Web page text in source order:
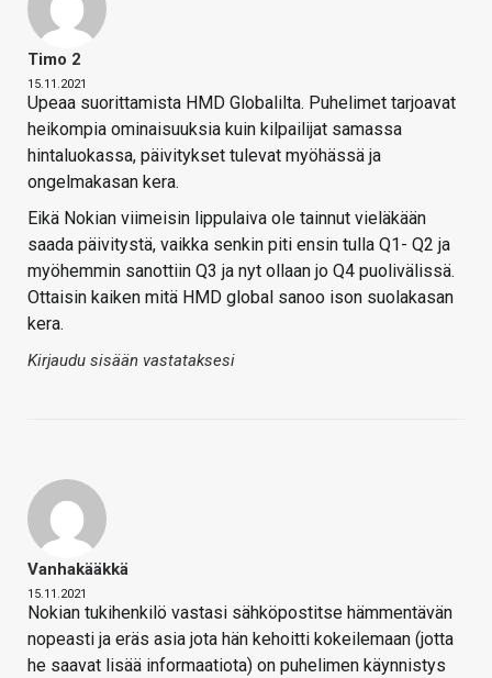
Timo 2
15.11.2021
Upeaa suorittamista HMD Globalilta. Puhelimet tarjoavat
heikompia ominaisuuksia kuin kilpailijat samassa
hintaluokassa, päivitykset tulevat myöhässä ja
ongelmakasan kera.
Eikä Nokian viimeisin lippulaiva ole tainnut vieläkään
saada päivitystä, vaikka senkin piti ensin tulla Q1- Q2 ja
myöhemmin sanottiin Q3 ja nyt ollaan jo Q4 puolivälissä.
Ottaisin kaiken mitä HMD global sanoo ison suolakasan
kera.
Kirjaudu sisään vastataksesi
Vanhakääkkä
15.11.2021
Nokian tukihenkilö vastasi sähköpostitse hämmentävän
nopeasti ja eräs asia jota hän kehoitti kokeilemaan (jotta
he saavat lisää informaatiota) on puhelimen käynnistys